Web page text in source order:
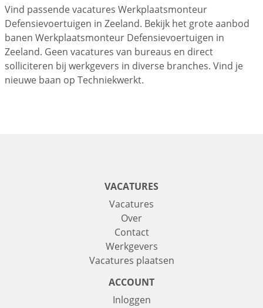
Vind passende vacatures Werkplaatsmonteur
Defensievoertuigen in Zeeland. Bekijk het grote aanbod
banen Werkplaatsmonteur Defensievoertuigen in
Zeeland. Geen vacatures van bureaus en direct
solliciteren bij werkgevers in diverse branches. Vind je
nieuwe baan op Techniekwerkt.
VACATURES
Vacatures
Over
Contact
Werkgevers
Vacatures plaatsen
ACCOUNT
Inloggen